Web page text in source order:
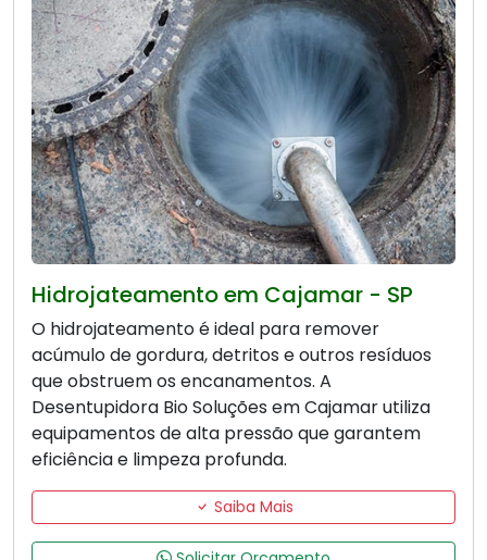
Hidrojateamento em Cajamar - SP
O hidrojateamento é ideal para remover
acúmulo de gordura, detritos e outros resíduos
que obstruem os encanamentos. A
Desentupidora Bio Soluções em Cajamar utiliza
equipamentos de alta pressão que garantem
eficiência e limpeza profunda.
Saiba Mais